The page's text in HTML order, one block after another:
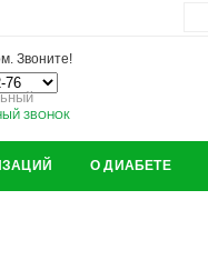
Звоните!
ЗВОНОК
О ДИАБЕТЕ